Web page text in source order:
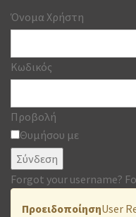
Όνομα Χρήστη
Κωδικός
Προβολή
Θυμήσου με
Σύνδεση
Forgot your username?
ΠροειδοποίησηUser